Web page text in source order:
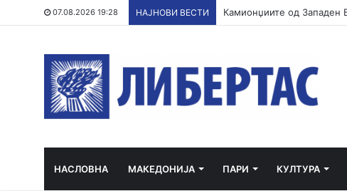
07.08.2026 19:28 НАЈНОВИ ВЕСТИ
НАСЛОВНА МАКЕДОНИЈА ПАРИ КУЛТУРА